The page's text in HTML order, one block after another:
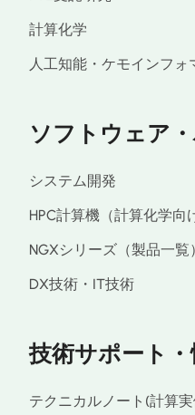
計算化学
人工知能・ケモインフォ
ソフトウェア
システム開発
HPC計算機（計算化学向
NGXシリーズ（製品一覧）
DX技術・IT技術
技術サポート・
テクニカルノート(計算